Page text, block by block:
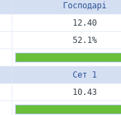
Госпо­дарі
12.40
52.1%
Сет 1
10.43